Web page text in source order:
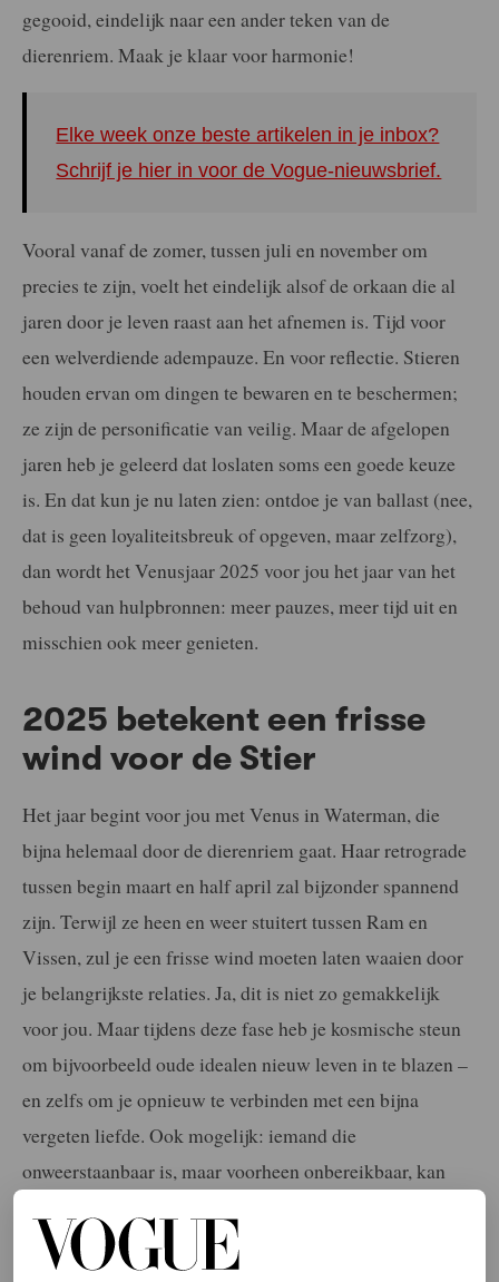
gegooid, eindelijk naar een ander teken van de
dierenriem. Maak je klaar voor harmonie!
Elke week onze beste artikelen in je inbox?
Schrijf je hier in voor de Vogue-nieuwsbrief.
Vooral vanaf de zomer, tussen juli en november om
precies te zijn, voelt het eindelijk alsof de orkaan die al
jaren door je leven raast aan het afnemen is. Tijd voor
een welverdiende adempauze. En voor reflectie. Stieren
houden ervan om dingen te bewaren en te beschermen;
ze zijn de personificatie van veilig. Maar de afgelopen
jaren heb je geleerd dat loslaten soms een goede keuze
is. En dat kun je nu laten zien: ontdoe je van ballast (nee,
dat is geen loyaliteitsbreuk of opgeven, maar zelfzorg),
dan wordt het Venusjaar 2025 voor jou het jaar van het
behoud van hulpbronnen: meer pauzes, meer tijd uit en
misschien ook meer genieten.
2025 betekent een frisse
wind voor de Stier
Het jaar begint voor jou met Venus in Waterman, die
bijna helemaal door de dierenriem gaat. Haar retrograde
tussen begin maart en half april zal bijzonder spannend
zijn. Terwijl ze heen en weer stuitert tussen Ram en
Vissen, zul je een frisse wind moeten laten waaien door
je belangrijkste relaties. Ja, dit is niet zo gemakkelijk
voor jou. Maar tijdens deze fase heb je kosmische steun
om bijvoorbeeld oude idealen nieuw leven in te blazen –
en zelfs om je opnieuw te verbinden met een bijna
vergeten liefde. Ook mogelijk: iemand die
onweerstaanbaar is, maar voorheen onbereikbaar, kan